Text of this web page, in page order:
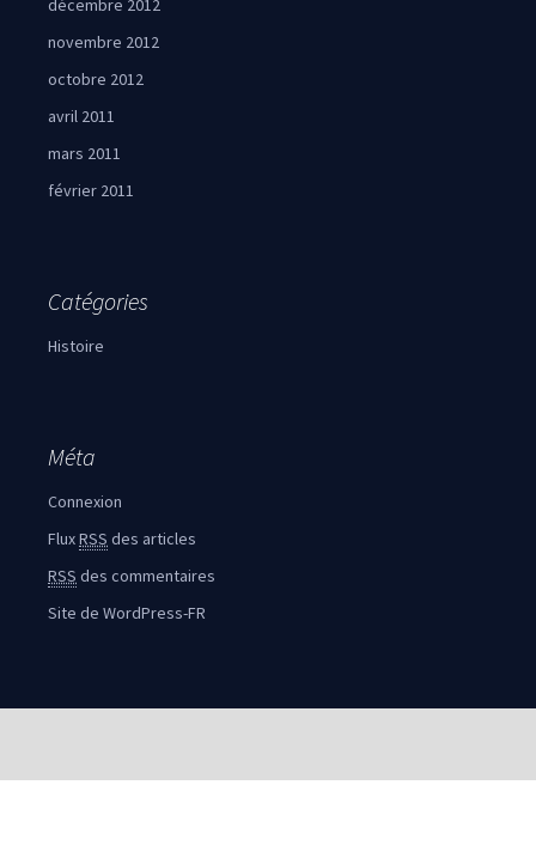
décembre 2012
novembre 2012
octobre 2012
avril 2011
mars 2011
février 2011
Catégories
Histoire
Méta
Connexion
FluxRSS des articles
RSS des commentaires
Site de WordPress-FR